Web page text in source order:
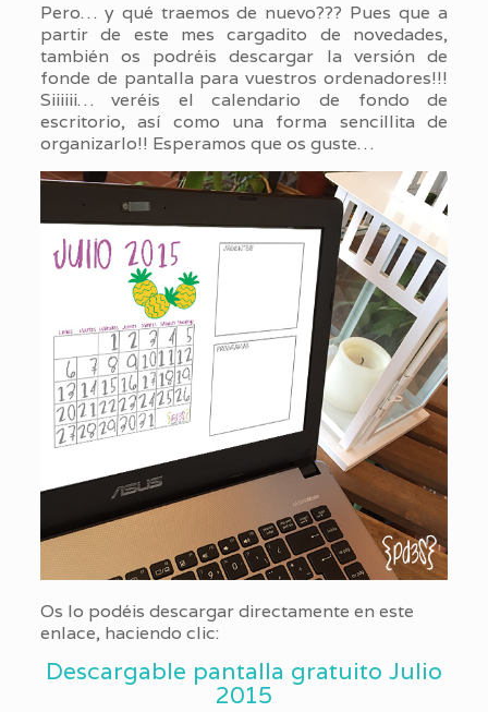
Pero… y qué traemos de nuevo??? Pues que a
partir de este mes cargadito de novedades,
también os podréis descargar la versión de
fonde de pantalla para vuestros ordenadores!!!
Siiiiii… veréis el calendario de fondo de
escritorio, así como una forma sencillita de
organizarlo!! Esperamos que os guste…
Os lo podéis descargar directamente en este
enlace, haciendo clic:
Descargable pantalla gratuito Julio
2015